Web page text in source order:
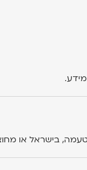
בישראל או